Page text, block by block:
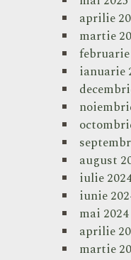
aprilie
martie
februarie
ianuarie
august
iulie
iunie
mai 2024
aprilie
martie